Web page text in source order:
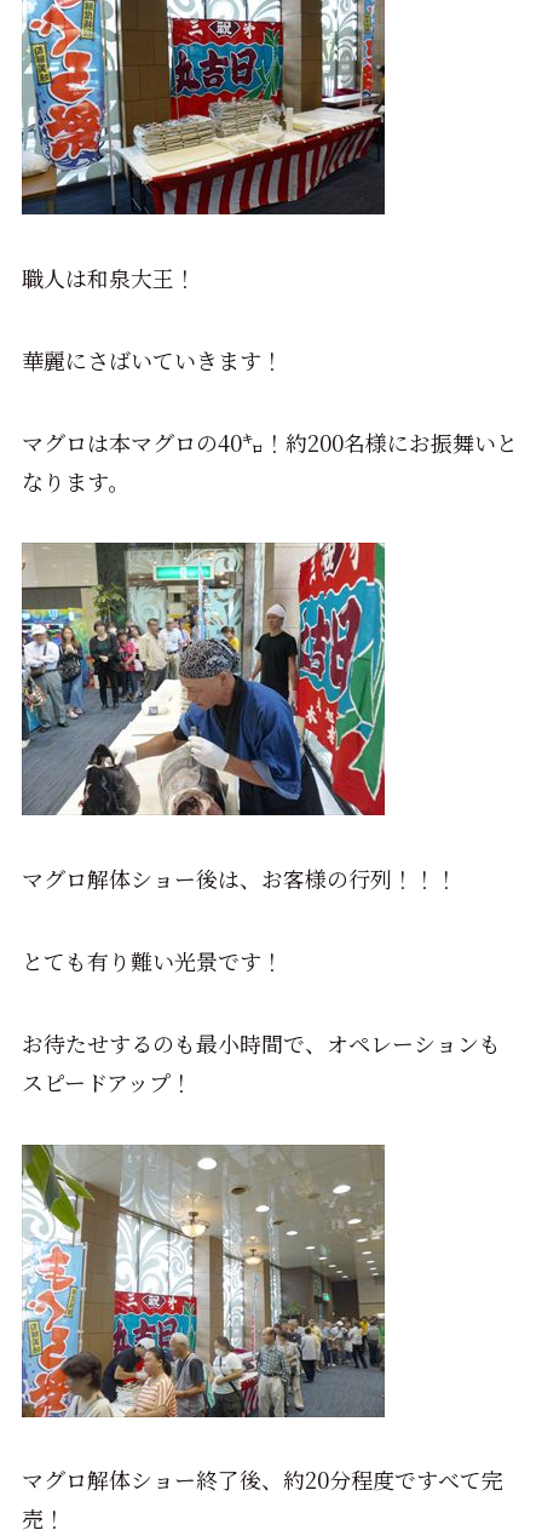
職人は和泉大王！
華麗にさばいていきます！
マグロは本マグロの40㌔！約200名様にお振舞いと
なります。
マグロ解体ショー後は、お客様の行列！！！
とても有り難い光景です！
お待たせするのも最小時間で、オペレーションも
スピードアップ！
マグロ解体ショー終了後、約20分程度ですべて完
売！